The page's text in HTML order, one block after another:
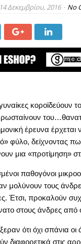
14 Δεκεμβρίου, 2016 No
κοροϊδεύουν
έρευνα έρχεται
φύλο, δείχνοντας
μια «προτίμηση»
παθογόνοι
μολύνουν τους
Έτσι, προκαλούν
στους άνδρες από
ότι όχι σπάνια οι
διαφορετικά στις